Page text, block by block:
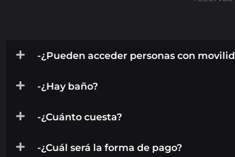
-¿Pueden acceder personas con
-¿Hay baño?
-¿Cuánto cuesta?
-¿Cuál será la forma de pago?